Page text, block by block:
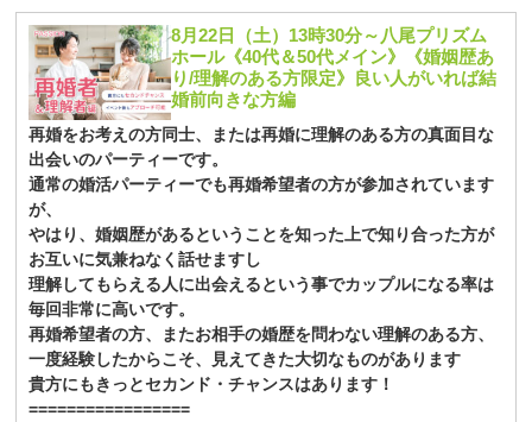
8月22日（土）13時30分～八尾プリズム
ホール《40代＆50代メイン》《婚姻歴あ
り/理解のある方限定》良い人がいれば結
婚前向きな方編
再婚をお考えの方同士、または再婚に理解のある方の真面目な
出会いのパーティーです。
通常の婚活パーティーでも再婚希望者の方が参加されています
が、
やはり、婚姻歴があるということを知った上で知り合った方が
お互いに気兼ねなく話せますし
理解してもらえる人に出会えるという事でカップルになる率は
毎回非常に高いです。
再婚希望者の方、またお相手の婚歴を問わない理解のある方、
一度経験したからこそ、見えてきた大切なものがあります
貴方にもきっとセカンド・チャンスはあります！
=================